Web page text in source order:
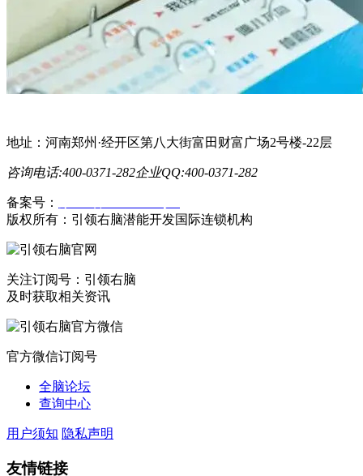
地址：河南郑州·经开区第八大街富田财富广场2号楼-22层
咨询电话:400-0371-282企业QQ:400-0371-282
备案号：
版权所有：引领右脑潜能开发国际连锁机构
关注订阅号：引领右脑
及时获取相关资讯
官方微信订阅号
全脑论坛
查询中心
用户须知 隐私声明
友情链接